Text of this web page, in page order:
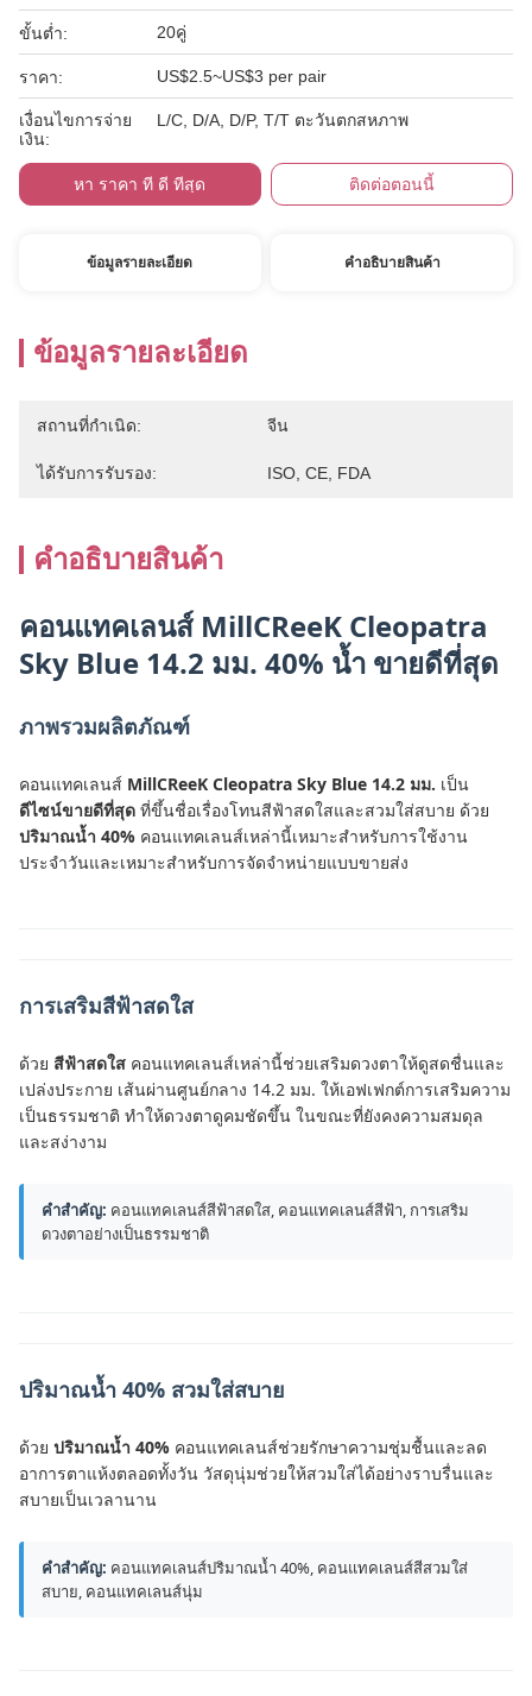
ขั้นต่ำ: 20คู่
ราคา: US$2.5~US$3 per pair
เงื่อนไขการจ่าย
เงิน:
L/C, D/A, D/P, T/T ตะวันตกสหภาพ
หา ราคา ที่ ดี ที่สุด ติดต่อตอนนี้
ข้อมูลรายละเอียด คําอธิบายสินค้า
ข้อมูลรายละเอียด
สถานที่กำเนิด: จีน
ได้รับการรับรอง: ISO, CE, FDA
คําอธิบายสินค้า
คอนแทคเลนส์ MillCReeK Cleopatra
Sky Blue 14.2 มม. 40% น้ำ ขายดีที่สุด
ภาพรวมผลิตภัณฑ์
คอนแทคเลนส์ MillCReeK Cleopatra Sky Blue 14.2 มม. เป็น
ดีไซน์ขายดีที่สุด ที่ขึ้นชื่อเรื่องโทนสีฟ้าสดใสและสวมใส่สบาย ด้วย
ปริมาณน้ำ 40% คอนแทคเลนส์เหล่านี้เหมาะสำหรับการใช้งาน
ประจำวันและเหมาะสำหรับการจัดจำหน่ายแบบขายส่ง
การเสริมสีฟ้าสดใส
ด้วย สีฟ้าสดใส คอนแทคเลนส์เหล่านี้ช่วยเสริมดวงตาให้ดูสดชื่นและ
เปล่งประกาย เส้นผ่านศูนย์กลาง 14.2 มม. ให้เอฟเฟกต์การเสริมความ
เป็นธรรมชาติ ทำให้ดวงตาดูคมชัดขึ้น ในขณะที่ยังคงความสมดุล
และสง่างาม
คำสำคัญ: คอนแทคเลนส์สีฟ้าสดใส, คอนแทคเลนส์สีฟ้า, การเสริม
ดวงตาอย่างเป็นธรรมชาติ
ปริมาณน้ำ 40% สวมใส่สบาย
ด้วย ปริมาณน้ำ 40% คอนแทคเลนส์ช่วยรักษาความชุ่มชื้นและลด
อาการตาแห้งตลอดทั้งวัน วัสดุนุ่มช่วยให้สวมใส่ได้อย่างราบรื่นและ
สบายเป็นเวลานาน
คำสำคัญ: คอนแทคเลนส์ปริมาณน้ำ 40%, คอนแทคเลนส์สีสวมใส่
สบาย, คอนแทคเลนส์นุ่ม